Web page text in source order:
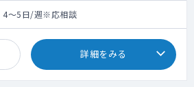
4～5日/週※応相談
詳細をみる